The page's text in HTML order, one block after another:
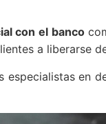
con el banco
a liberarse
especialistas en